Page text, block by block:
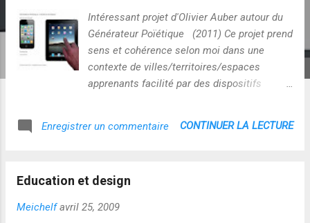
Intéressant projet d'Olivier Auber autour du
Générateur Poïétique (2011) Ce projet prend
sens et cohérence selon moi dans une
contexte de villes/territoires/espaces
apprenants facilité par des dispositifs
2 - La réalité altérée par ses artistes même !
Générateur Poïétique augmente nos
donc compréhensibles leurs processus
Enregistrer un commentaire CONTINUER LA LECTURE
Education et design
Meichelf avril 25, 2009